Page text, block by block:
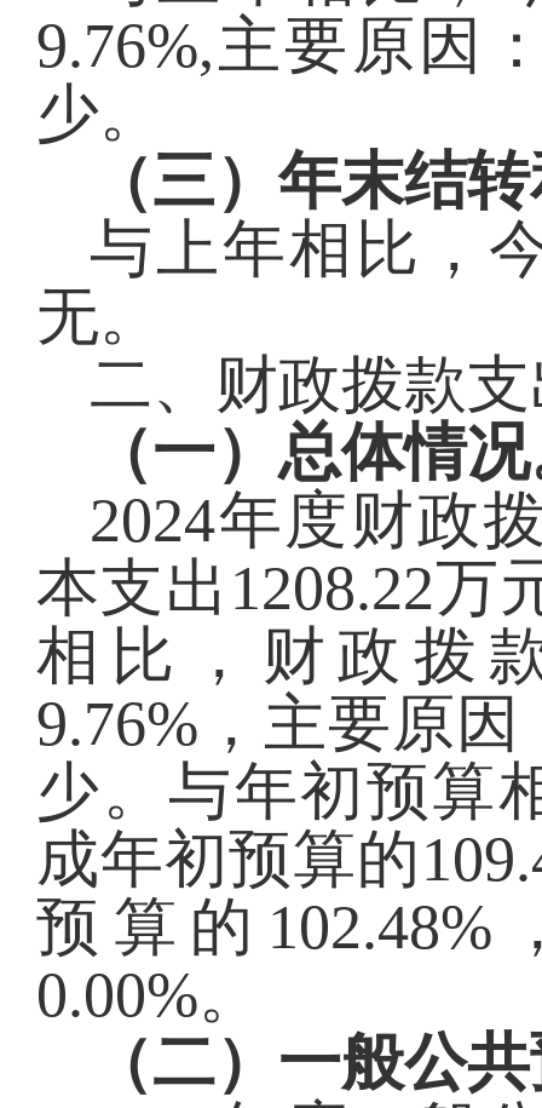
9.76%,主要原因
少。
（三）年末结
与上年相比，
无。
二、财政拨款
（一）总体情
2024年度财政
本支出 1208.22万
相比， 财政拨
9.76%，主要原因
少。 与年初预算
成年初预算的
预算的 102.48%
0.00%。
（二）一般公